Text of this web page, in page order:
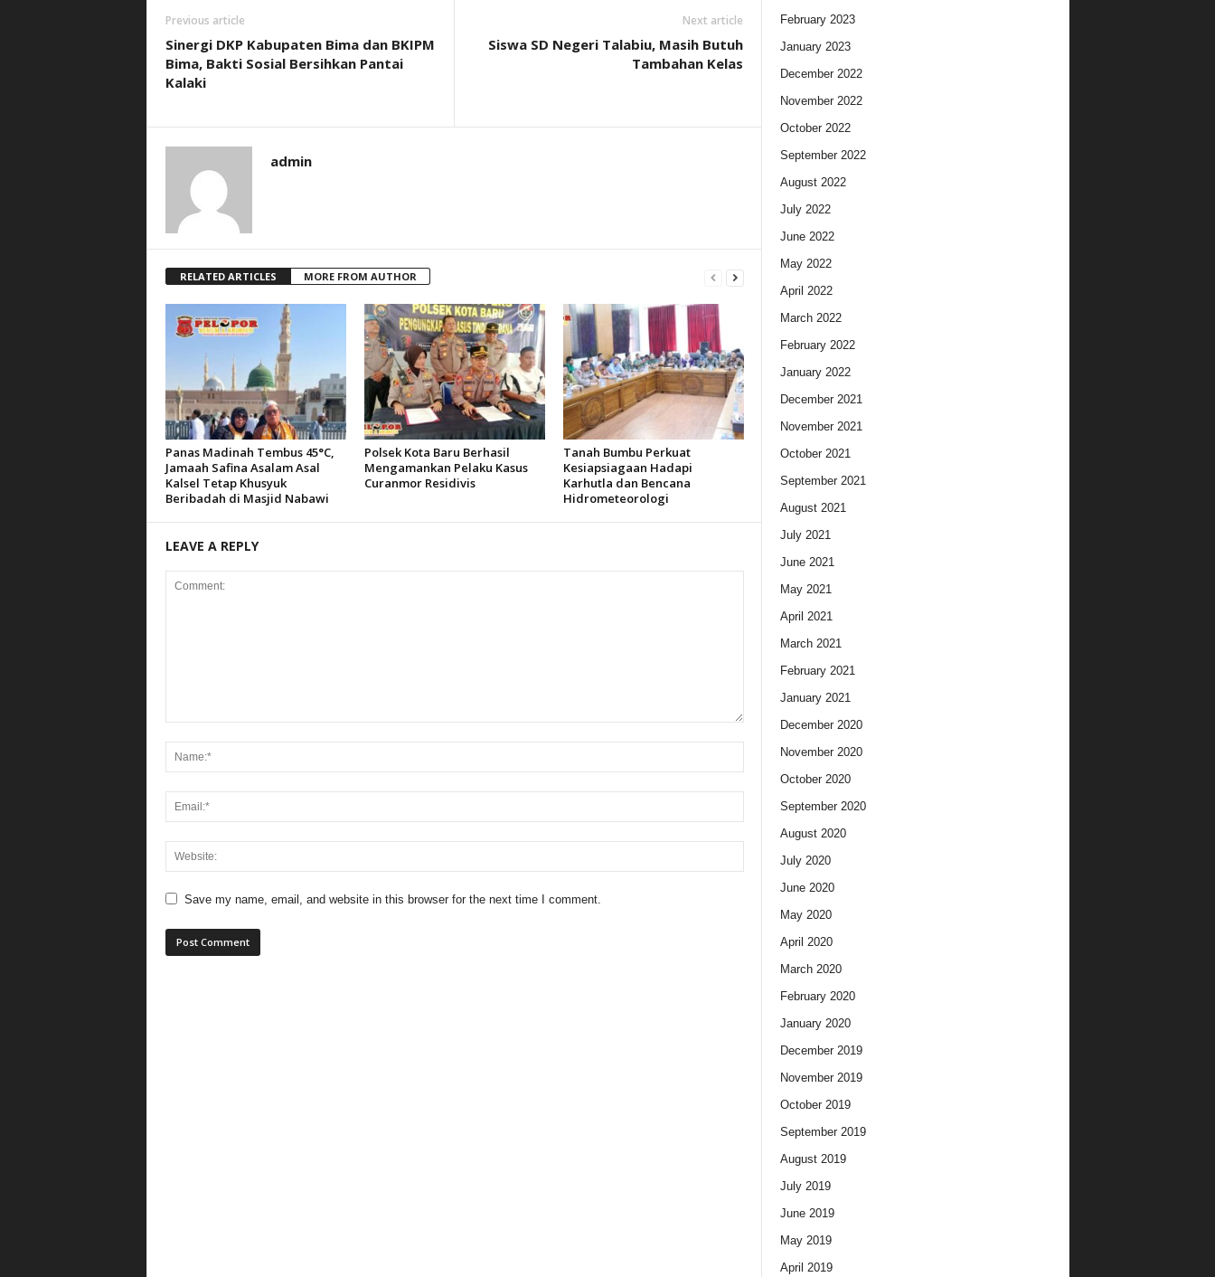
Previous article
Sinergi DKP Kabupaten Bima dan BKIPM
Bima, Bakti Sosial Bersihkan Pantai
Kalaki
Next article
Siswa SD Negeri Talabiu, Masih Butuh
Tambahan Kelas
admin
RELATED ARTICLES MORE FROM AUTHOR
Panas Madinah Tembus 45°C,
Jamaah Safina Asalam Asal
Kalsel Tetap Khusyuk
Beribadah di Masjid Nabawi
Polsek Kota Baru Berhasil
Mengamankan Pelaku Kasus
Curanmor Residivis
Tanah Bumbu Perkuat
Kesiapsiagaan Hadapi
Karhutla dan Bencana
Hidrometeorologi
LEAVE A REPLY
Save my name, email, and website in this browser for the next time I comment.
February 2023
January 2023
December 2022
November 2022
October 2022
September 2022
August 2022
July 2022
June 2022
May 2022
April 2022
March 2022
February 2022
January 2022
December 2021
November 2021
October 2021
September 2021
August 2021
July 2021
June 2021
May 2021
April 2021
March 2021
February 2021
January 2021
December 2020
November 2020
October 2020
September 2020
August 2020
July 2020
June 2020
May 2020
April 2020
March 2020
February 2020
January 2020
December 2019
November 2019
October 2019
September 2019
August 2019
July 2019
June 2019
May 2019
April 2019